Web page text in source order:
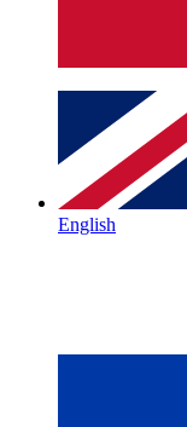
English